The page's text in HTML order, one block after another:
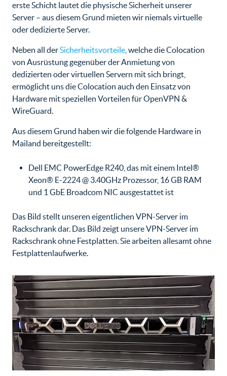
erste Schicht lautet die physische Sicherheit unserer
Server – aus diesem Grund mieten wir niemals virtuelle
oder dedizierte Server.
Neben all derSicherheitsvorteile , welche die Colocation
von Ausrüstung gegenüber der Anmietung von
dedizierten oder virtuellen Servern mit sich bringt,
ermöglicht uns die Colocation auch den Einsatz von
Hardware mit speziellen Vorteilen für OpenVPN &
WireGuard.
Aus diesem Grund haben wir die folgende Hardware in
Mailand bereitgestellt:
Dell EMC PowerEdge R240, das mit einem Intel®
Xeon® E-2224 @ 3.40GHz Prozessor, 16 GB RAM
und 1 GbE Broadcom NIC ausgestattet ist
Das Bild stellt unseren eigentlichen VPN-Server im
Rackschrank dar. Das Bild zeigt unsere VPN-Server im
Rackschrank ohne Festplatten. Sie arbeiten allesamt ohne
Festplattenlaufwerke.